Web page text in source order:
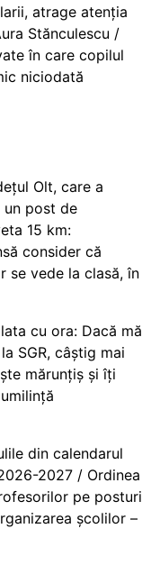
atrage atenția
Stănculescu /
în care copilul
niciodată
Olt, care a
un post de
15 km:
consider că
se vede la clasă, în
cu ora: Dacă mă
SGR, câștig mai
mărunțiș și îți
din calendarul
2027 / Ordinea
pe posturi
școlilor –